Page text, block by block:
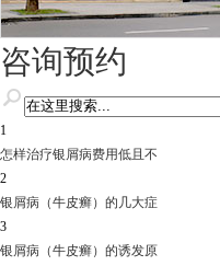
咨询预约
1
怎样治疗银屑病费用低且不
2
银屑病（牛皮癣）的几大症
3
银屑病（牛皮癣）的诱发原